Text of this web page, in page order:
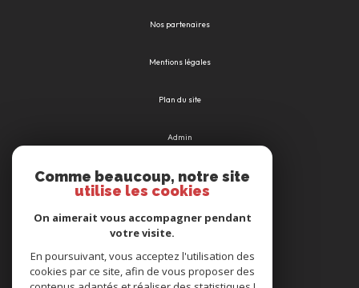
Nos partenaires
Mentions légales
Plan du site
Admin
Nos honoraires
Cookies
Comme beaucoup, notre site
utilise les cookies
On aimerait vous accompagner pendant
votre visite.
En poursuivant, vous acceptez l'utilisation des
cookies par ce site, afin de vous proposer des